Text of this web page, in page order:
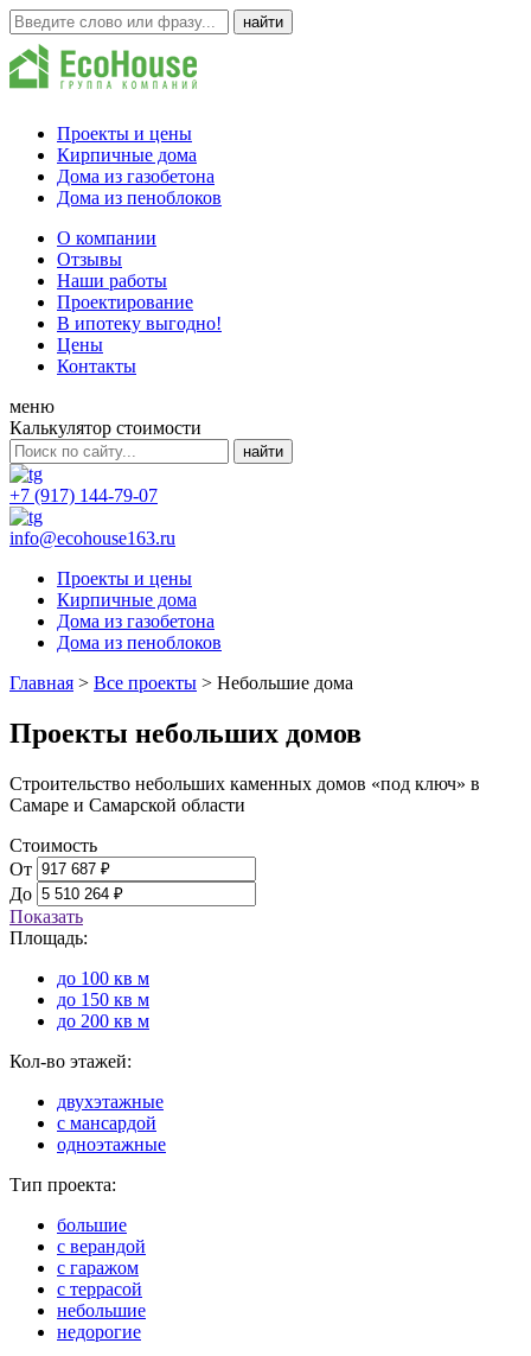
Проекты и цены
Кирпичные дома
Дома из газобетона
Дома из пеноблоков
О компании
Отзывы
Наши работы
Проектирование
В ипотеку выгодно!
Цены
Контакты
меню
Калькулятор стоимости
+7 (917) 144-79-07
info@ecohouse163.ru
Проекты и цены
Кирпичные дома
Дома из газобетона
Дома из пеноблоков
Главная > Все проекты > Небольшие дома
Проекты небольших домов
Строительство небольших каменных домов «под ключ» в
Самаре и Самарской области
Стоимость
От
До
Показать
Площадь:
до 100 кв м
до 150 кв м
до 200 кв м
Кол-во этажей:
двухэтажные
с мансардой
одноэтажные
Тип проекта:
большие
с верандой
с гаражом
с террасой
небольшие
недорогие